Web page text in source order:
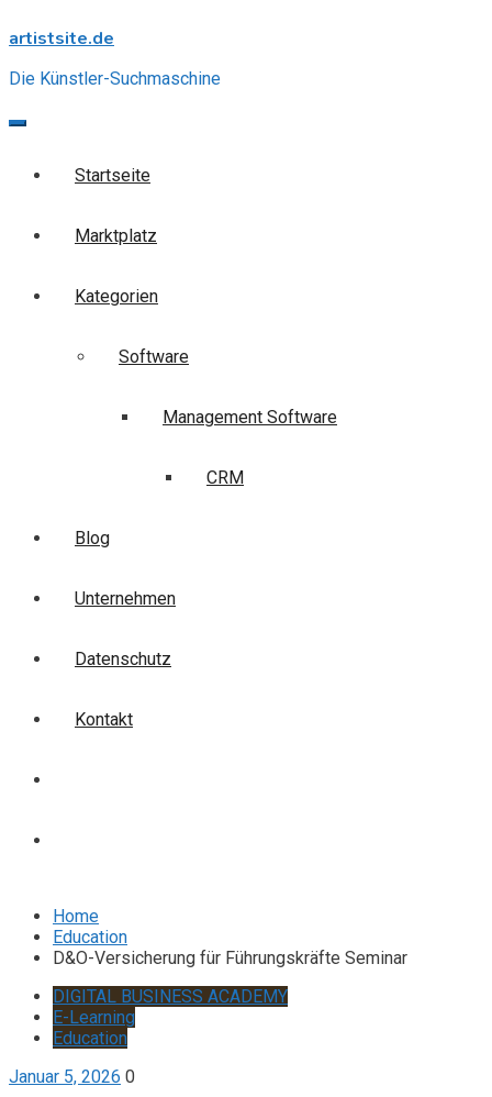
to
artistsite.de
Die Künstler-Suchmaschine
Startseite
Marktplatz
Kategorien
Software
Management Software
CRM
Blog
Unternehmen
Datenschutz
Kontakt
Home
Education
D&O-Versicherung für Führungskräfte Seminar
DIGITAL BUSINESS ACADEMY
E-Learning
Education
Januar 5, 2026 0